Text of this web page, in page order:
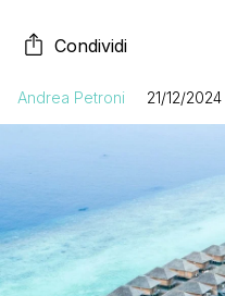
Condividi
Andrea Petroni 21/12/2024